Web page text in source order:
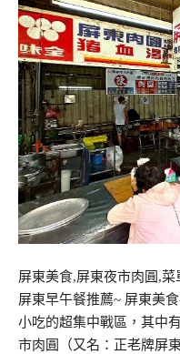
屏東美食,屏東夜市肉圓,菜
屏東早午餐推薦~ 屏東美
小吃的超集中戰區，其中
市肉圓（又名：正老牌屏